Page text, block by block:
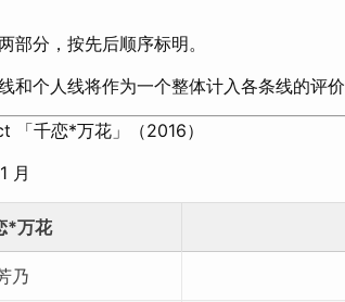
部分，按先后顺序标明。
和个人线将作为一个整体计入各条线的评价
千恋*万花」（2016）
月
*万花
乃